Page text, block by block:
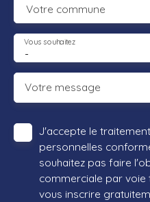
Votre commune
-
Vous souhaitez
Votre message
J'accepte le
personnelles
souhaitez pas faire
commerciale par voie
vous inscrire